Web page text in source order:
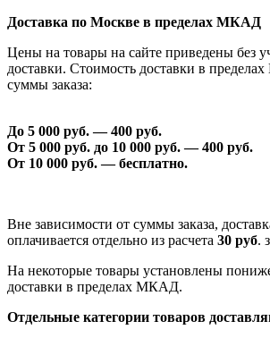
Доставка по Москве в пределах МКАД
Цены на товары на сайте приведены без
доставки. Стоимость доставки в
суммы заказа:
До 5 000 руб. —400 руб.
От 5 000 руб. до 10 000 руб. —400 руб.
От 10 000 руб. — бесплатно.
Вне зависимости от суммы заказа,
оплачивается отдельно из расчета 30 руб.
На некоторые товары установлены
доставки в пределах МКАД.
Отдельные категории товаров